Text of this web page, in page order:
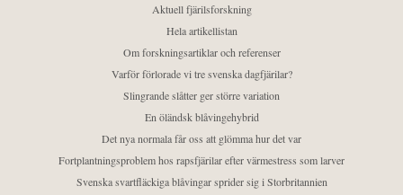
Aktuell fjärilsforskning
Hela artikellistan
Om forskningsartiklar och referenser
Varför förlorade vi tre svenska dagfjärilar?
Slingrande slåtter ger större variation
En öländsk blåvingehybrid
Det nya normala får oss att glömma hur det var
Fortplantningsproblem hos rapsfjärilar efter värmestress som larver
Svenska svartfläckiga blåvingar sprider sig i Storbritannien